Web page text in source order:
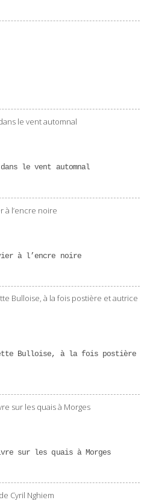
le vent automnal
à l’encre noire
Bulloise, à la fois postière
sur les quais à Morges